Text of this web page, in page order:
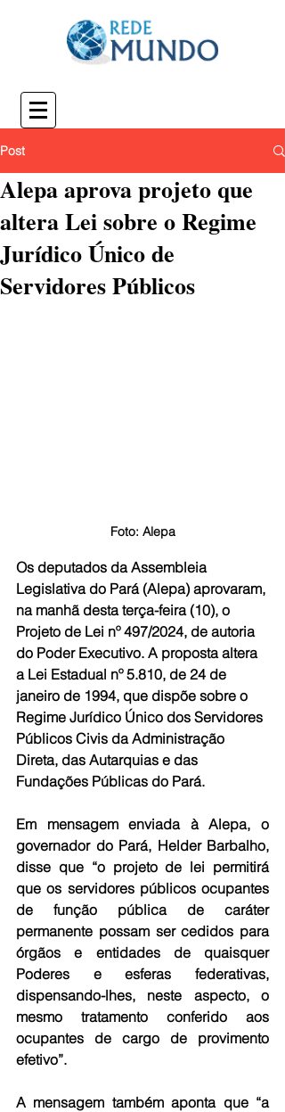
Post
Alepa aprova projeto que
altera Lei sobre o Regime
Jurídico Único de
Servidores Públicos
Foto: Alepa
Os deputados da Assembleia
Legislativa do Pará (Alepa) aprovaram,
na manhã desta terça-feira (10), o
Projeto de Lei nº 497/2024, de autoria
do Poder Executivo. A proposta altera
a Lei Estadual nº 5.810, de 24 de
janeiro de 1994, que dispõe sobre o
Regime Jurídico Único dos Servidores
Públicos Civis da Administração
Direta, das Autarquias e das
Fundações Públicas do Pará.
Em mensagem enviada à Alepa, o
governador do Pará, Helder Barbalho,
disse que “o projeto de lei permitirá
que os servidores públicos ocupantes
de função pública de caráter
permanente possam ser cedidos para
órgãos e entidades de quaisquer
Poderes e esferas federativas,
dispensando-lhes, neste aspecto, o
mesmo tratamento conferido aos
ocupantes de cargo de provimento
efetivo”.
A mensagem também aponta que “a